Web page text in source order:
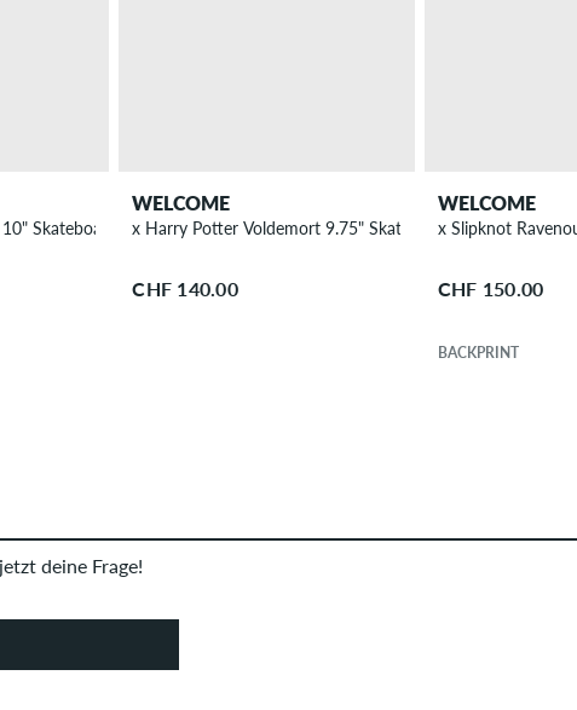
Skateboard Deck
WELCOME
x Harry Potter Voldemort 9.75" Skateboard Deck
CHF 140.00
WELCOME
x Slipknot
CHF 150.00
BACKPRINT
deine Frage!